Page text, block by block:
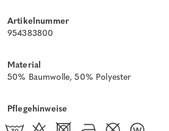
Artikelnummer
954383800
Material
50% Baumwolle, 50% Polyester
Pflegehinweise